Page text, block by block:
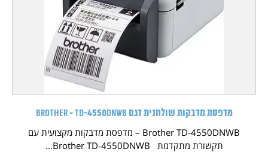
מדפסת מדבקות שולחנית דגם Brother - TD‑4550DNWB
Brother TD‑4550DNWB – מדפסת מדבקות מקצועית עם
תקשורת מתקדמת Brother TD‑4550DNWB...